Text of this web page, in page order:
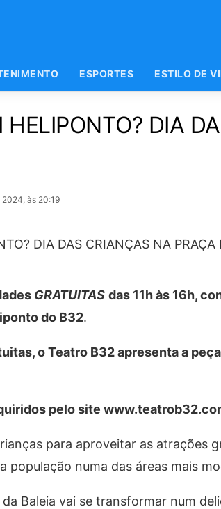
ESPORTES ESTILO DE
HELIPONTO? DIA
2024, às 20:19
GRATUITAS das 11h às 16h,
do B32.
o Teatro B32 apresenta a peça
pelo site
para aproveitar as atrações
população numa das áreas mais
Baleia vai se transformar num